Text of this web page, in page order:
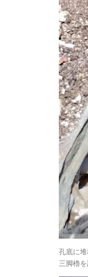
孔底に
三脚櫓